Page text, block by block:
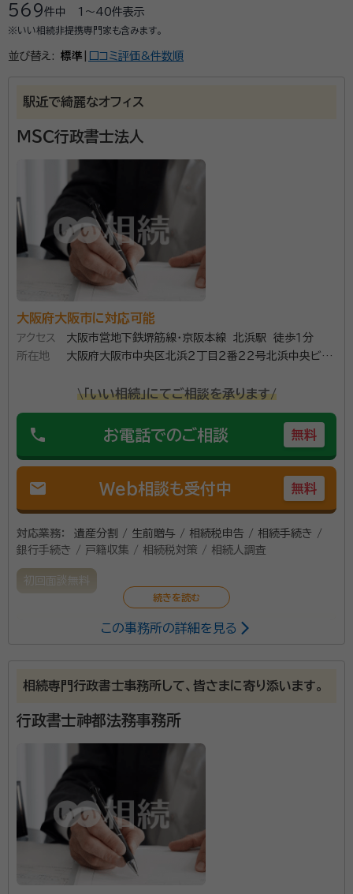
569件中 1〜40件表示
※いい相続非提携専門家も含みます。
並び替え: 標準 口コミ評価&件数順
駅近で綺麗なオフィス
ＭＳＣ行政書士法人
大阪府大阪市に対応可能
アクセス
大阪市営地下鉄堺筋線・京阪本線 北浜駅 徒歩１分
所在地
大阪府大阪市中央区北浜２丁目２番２２号北浜中央ビル
\「いい相続」にてご相談を承ります/
phone お電話でのご相談 無料
mail Web相談も受付中 無料
対応業務：
遺産分割 / 生前贈与 / 相続税申告 / 相続手続き /
銀行手続き / 戸籍収集 / 相続税対策 / 相続人調査
初回面談無料
駅直結のオフィスで、綺麗な事務所です。 ＭＳＣグルー
この事務所の詳細を見る
相続専門行政書士事務所して、皆さまに寄り添います。
行政書士神都法務事務所